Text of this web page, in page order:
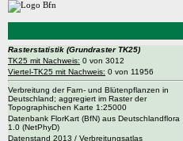
Rasterstatistik (Grundraster TK25)
TK25 mit Nachweis: 0 von 3012
Viertel-TK25 mit Nachweis: 0 von 11956
Verbreitung der Farn- und Blütenpflanzen in
Deutschland; aggregiert im Raster der
Topographischen Karte 1:25000
Datenbank FlorKart (BfN) aus Deutschlandflora
1.0 (NetPhyD)
Datenstand 2013 / Verbreitungsatlas